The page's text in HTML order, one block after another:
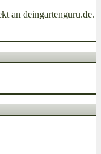
an deingartenguru.de.